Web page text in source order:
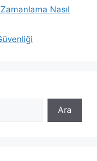
Nasıl
Ara